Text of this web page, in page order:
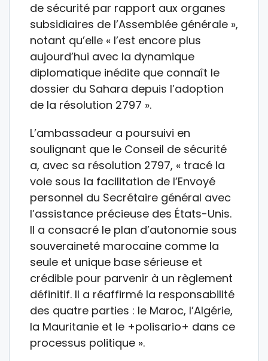
de sécurité par rapport aux organes
subsidiaires de l’Assemblée générale »,
notant qu’elle « l’est encore plus
aujourd’hui avec la dynamique
diplomatique inédite que connaît le
dossier du Sahara depuis l’adoption
de la résolution 2797 ».
L’ambassadeur a poursuivi en
soulignant que le Conseil de sécurité
a, avec sa résolution 2797, « tracé la
voie sous la facilitation de l’Envoyé
personnel du Secrétaire général avec
l’assistance précieuse des États-Unis.
Il a consacré le plan d’autonomie sous
souveraineté marocaine comme la
seule et unique base sérieuse et
crédible pour parvenir à un règlement
définitif. Il a réaffirmé la responsabilité
des quatre parties : le Maroc, l’Algérie,
la Mauritanie et le +polisario+ dans ce
processus politique ».